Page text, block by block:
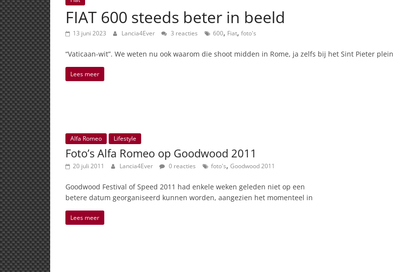
FIAT 600 steeds beter in beeld
13 juni 2023 Lancia4Ever 3 reacties 600, Fiat, foto's
“Vaticaan-wit”. We weten nu ook waarom die shoot midden in Rome, ja zelfs bij het Sint Pieter
Lees meer
Alfa Romeo Lifestyle
Foto’s Alfa Romeo op Goodwood 2011
20 juli 2011 Lancia4Ever 0 reacties foto's, Goodwood 2011
Goodwood Festival of Speed 2011 had enkele weken geleden niet op een
betere datum georganiseerd kunnen worden, aangezien het momenteel in
Lees meer